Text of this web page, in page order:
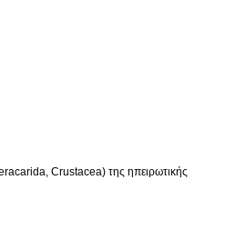
Crustacea) της ηπειρωτικής